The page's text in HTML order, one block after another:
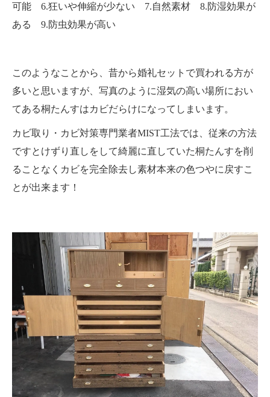
可能 6.狂いや伸縮が少ない 7.自然素材 8.防湿効果が
ある 9.防虫効果が高い
このようなことから、昔から婚礼セットで買われる方が
多いと思いますが、写真のように湿気の高い場所におい
てある桐たんすはカビだらけになってしまいます。
カビ取り・カビ対策専門業者MIST工法では、従来の方法
ですとけずり直しをして綺麗に直していた桐たんすを削
ることなくカビを完全除去し素材本来の色つやに戻すこ
とが出来ます！